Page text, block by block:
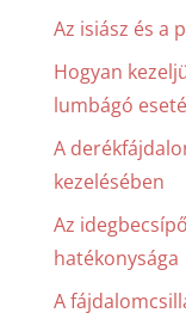
Az isiász és a
Hogyan
lumbágó
A
kezelésében
Az
hatékonysága
A